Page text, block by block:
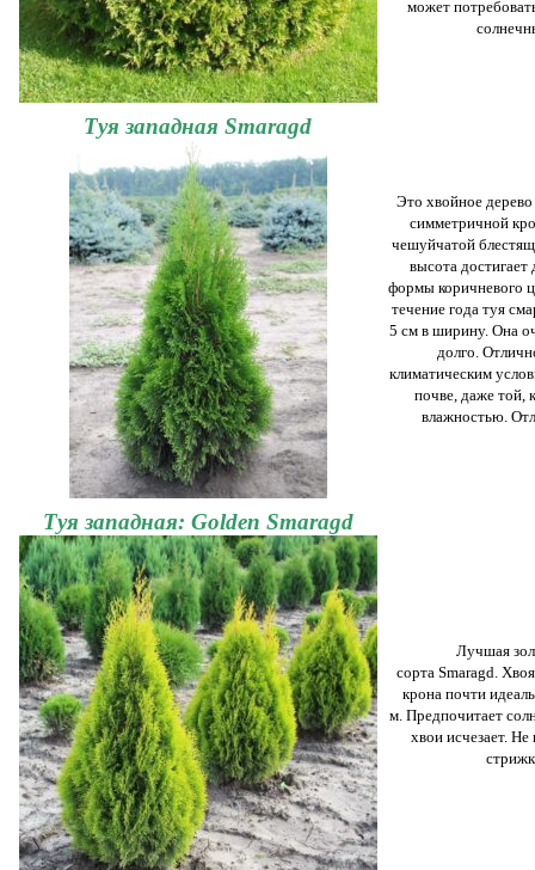
может
Туя западная Smaragd
Это хвойное дерево
симметричной
чешуйчатой
высота
формы коричневого
течение года туя
5 см в ширину. Она
долго.
климатическим
почве, даже той,
влажностью.
Туя западная: Golden Smaragd
Лучшая
сорта Smaragd.
крона почти
м. Предпочитает
хвои исчезает.